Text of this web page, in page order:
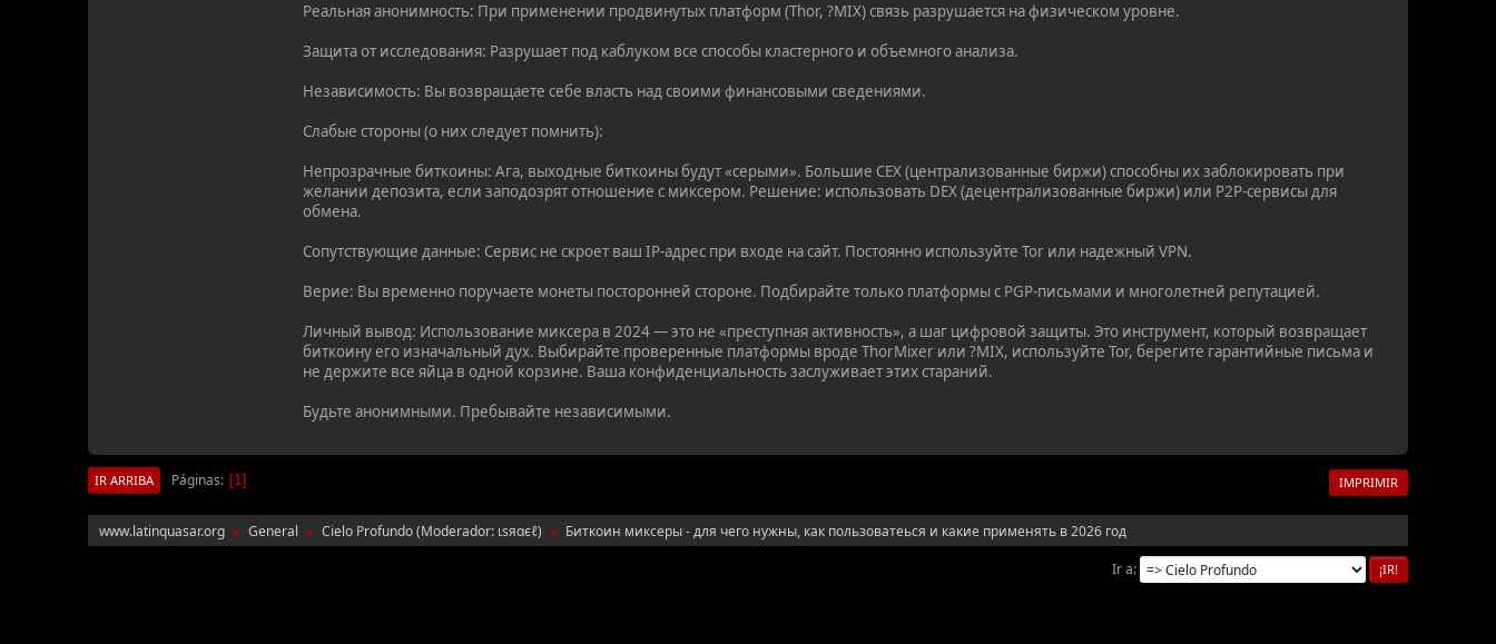
Реальная анонимность: При применении продвинутых платформ (Thor, ?MIX) связь разрушается на физическом уровне.
Защита от исследования: Разрушает под каблуком все способы кластерного и объемного анализа.
Независимость: Вы возвращаете себе власть над своими финансовыми сведениями.
Слабые стороны (о них следует помнить):
Непрозрачные биткоины: Ага, выходные биткоины будут «серыми». Большие CEX (централизованные биржи) способны их заблокировать при
желании депозита, если заподозрят отношение с миксером. Решение: использовать DEX (децентрализованные биржи) или P2P-сервисы для
обмена.
Сопутствующие данные: Сервис не скроет ваш IP-адрес при входе на сайт. Постоянно используйте Tor или надежный VPN.
Верие: Вы временно поручаете монеты посторонней стороне. Подбирайте только платформы с PGP-письмами и многолетней репутацией.
Личный вывод: Использование миксера в 2024 — это не «преступная активность», а шаг цифровой защиты. Это инструмент, который возвращает
биткоину его изначальный дух. Выбирайте проверенные платформы вроде ThorMixer или ?MIX, используйте Tor, берегите гарантийные письма и
не держите все яйца в одной корзине. Ваша конфиденциальность заслуживает этих стараний.
Будьте анонимными. Пребывайте независимыми.
IMPRIMIR
IR ARRIBA Páginas 1
www.latinquasar.org ► General ► Cielo Profundo(Moderador: ιѕяαєℓ) ►
Биткоин миксеры - для чего нужны, как пользоватеься и какие применять в 2026 год
Ir a